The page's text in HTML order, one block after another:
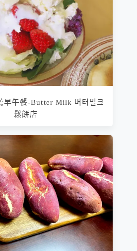
早午餐-Butter Milk 버터밀크
鬆餅店